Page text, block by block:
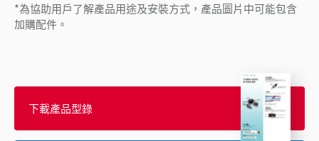
*為協助用戶了解產品用途及安裝方式，產品圖片中可能包含
加購配件。
下載產品型錄